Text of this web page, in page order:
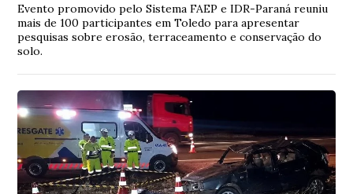
Evento promovido pelo Sistema FAEP e IDR-Paraná reuniu
mais de 100 participantes em Toledo para apresentar
pesquisas sobre erosão, terraceamento e conservação do
solo.